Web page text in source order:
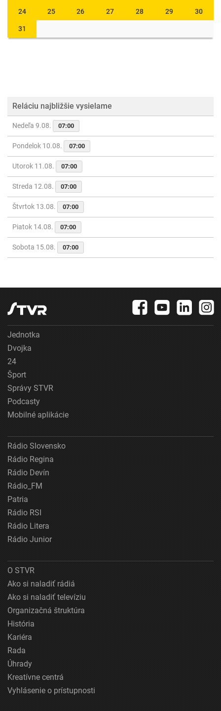
24 25 26 27 28 29 30
31
Reláciu najbližšie vysielame
Nedeľa 9.08. 07:00
Pondelok 10.08. 07:00
Utorok 11.08. 07:00
Streda 12.08. 07:00
Štvrtok 13.08. 07:00
Piatok 14.08. 07:00
Sobota 15.08. 07:00
Jednotka
Dvojka
24
Šport
Správy STVR
Podcasty
Mobilné aplikácie
Rádio Slovensko
Rádio Regina
Rádio Devín
Rádio_FM
Patria
Rádio RSI
Rádio Litera
Rádio Junior
O STVR
Ako si naladiť rádiá
Ako si naladiť televíziu
Organizačná štruktúra
História
Kariéra
Rada
Úhrady
Kreatívne centrá
Vyhlásenie o prístupnosti